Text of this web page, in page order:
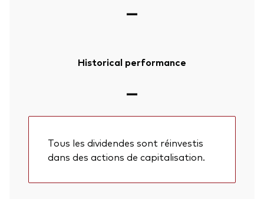
—
Historical performance
—
Tous les dividendes sont réinvestis
dans des actions de capitalisation.